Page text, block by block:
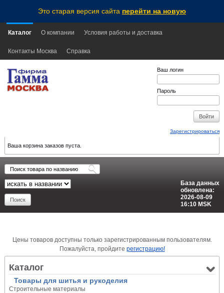
Это старая версия сайта перейти на новую
Каталог О компании Условия работы и доставка
Контакты Москва Справка
Ваш логин
Пароль
Зарегистрироваться
Ваша корзина заказов пуста.
База данных
обновлена:
2026-08-09
16:10 MSK
Цены товаров доступны только зарегистрированным пользователям.
Пожалуйста, пройдите регистрацию!
Каталог
Товары для шитья и рукоделия
Строительные материалы